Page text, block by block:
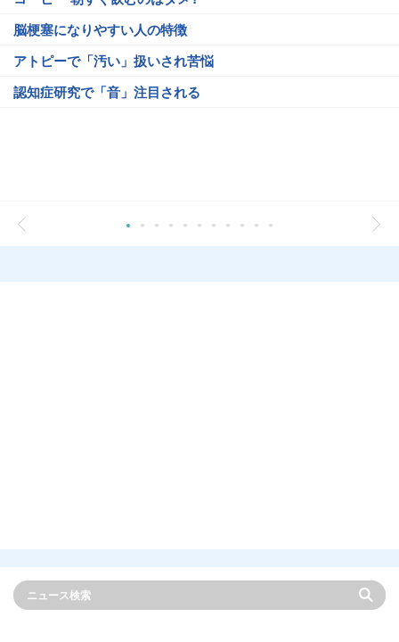
脳梗塞になりやすい人の特徴
アトピーで「汚い」扱いされ苦悩
認知症研究で「音」注目される